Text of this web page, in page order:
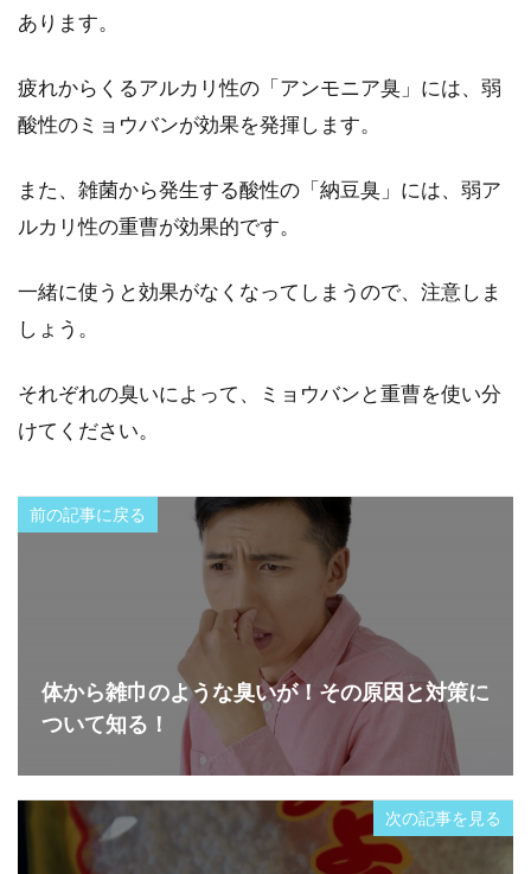
あります。
疲れからくるアルカリ性の「アンモニア臭」には、弱
酸性のミョウバンが効果を発揮します。
また、雑菌から発生する酸性の「納豆臭」には、弱ア
ルカリ性の重曹が効果的です。
一緒に使うと効果がなくなってしまうので、注意しま
しょう。
それぞれの臭いによって、ミョウバンと重曹を使い分
けてください。
前の記事に戻る
体から雑巾のような臭いが！その原因と対策に
ついて知る！
次の記事を見る